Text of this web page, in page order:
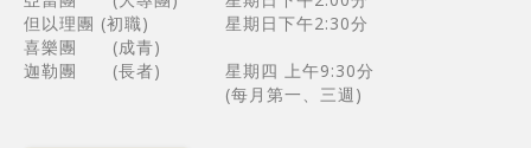
但以理團 (初職)
星期日下午2:30分
喜樂團 (成青)
迦勒團 (長者)
星期四 上午9:30分
(每月第一、三週)